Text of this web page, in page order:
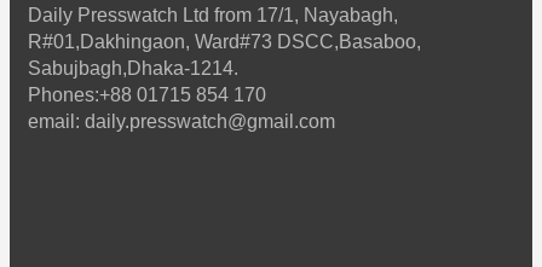
Daily Presswatch Ltd from 17/1, Nayabagh,
R#01,Dakhingaon, Ward#73 DSCC,Basaboo,
Sabujbagh,Dhaka-1214.
Phones:+88 01715 854 170
email: daily.presswatch@gmail.com